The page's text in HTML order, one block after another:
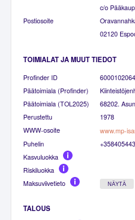
Postiosoite
c/o
02120
TOIMIALAT JA MUUT TIEDOT
Profinder ID
6000102064
Päätoimiala (Profinder)
Päätoimiala (TOL2025)
68202.
Perustettu
1978
WWW-osoite
www.mp-
Puhelin
Kasvuluokka
Riskiluokka
Maksuviivetieto
NÄYTÄ
TALOUS